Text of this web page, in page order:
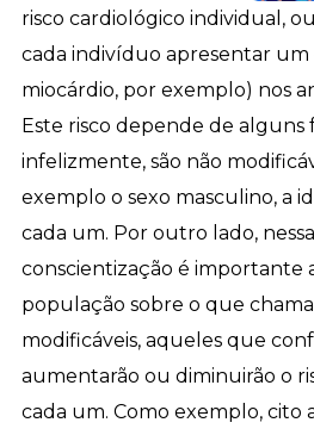
risco cardiológico individual,
cada indivíduo apresentar
miocárdio, por exemplo) nos
Este risco depende de alguns
infelizmente, são não
exemplo o sexo masculino, a
cada um. Por outro lado,
conscientização é importante
população sobre o que
modificáveis, aqueles que
aumentarão ou diminuirão o
cada um. Como exemplo, cito